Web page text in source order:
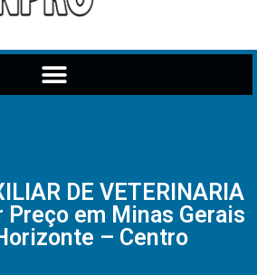
DE VETERINARIA
Preço em Minas Gerais
– Centro